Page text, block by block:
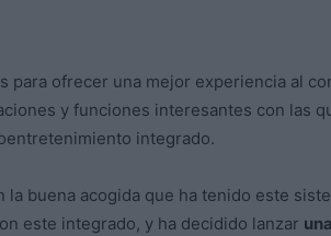
para ofrecer una mejor experiencia al
y funciones interesantes con las
integrado.
buena acogida que ha tenido este
este integrado, y ha decidido lanzar